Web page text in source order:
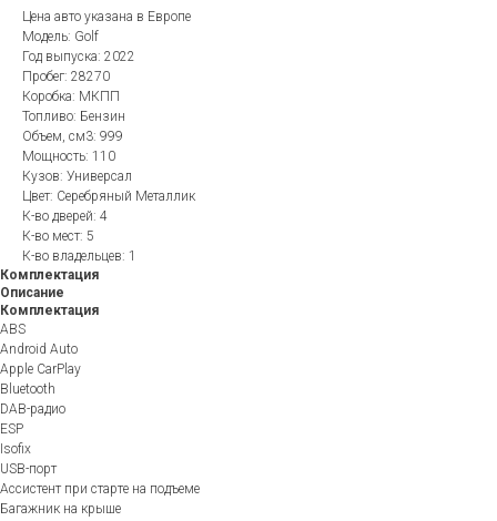
Цена авто указана в Европе
Модель: Golf
Год выпуска: 2022
Пробег: 28270
Коробка: МКПП
Топливо: Бензин
Объем, см3: 999
Мощность: 110
Кузов: Универсал
Цвет: Серебряный Металлик
К-во дверей: 4
К-во мест: 5
К-во владельцев: 1
Комплектация
Описание
Комплектация
ABS
Android Auto
Apple CarPlay
Bluetooth
DAB-радио
ESP
Isofix
USB-порт
Ассистент при старте на подъеме
Багажник на крыше